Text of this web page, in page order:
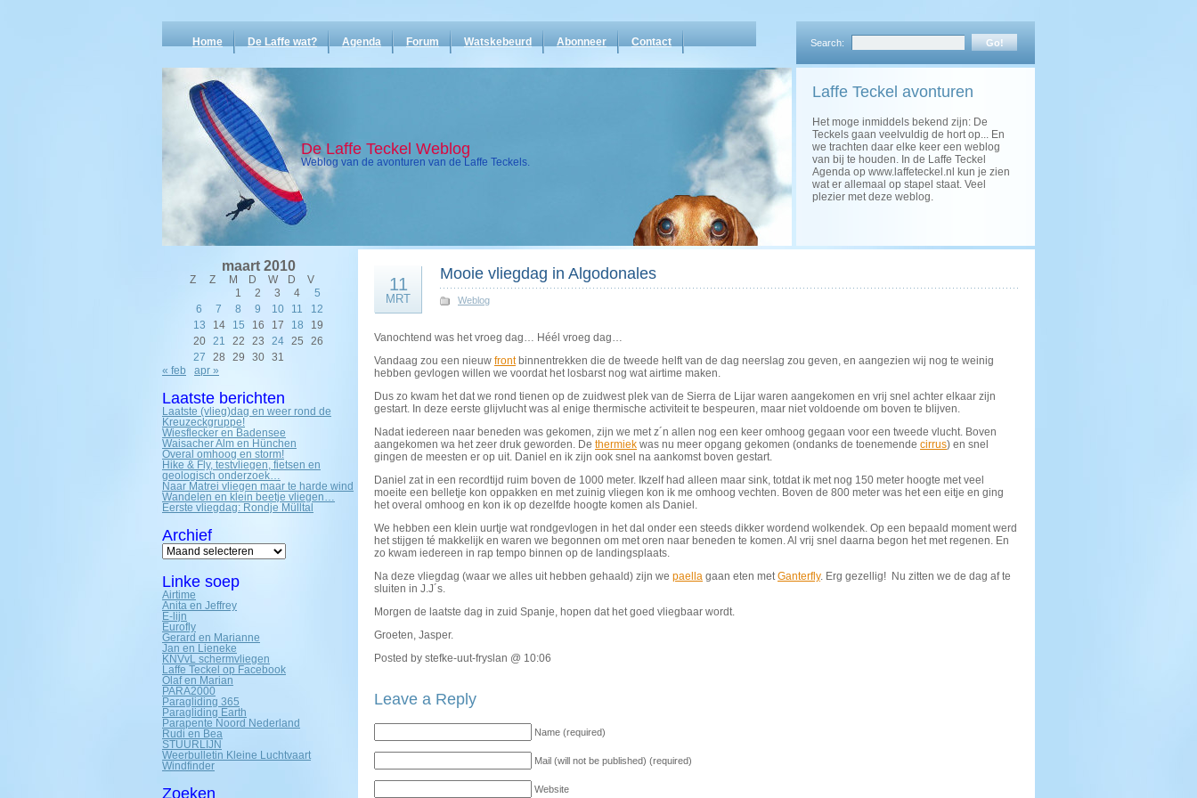
Home De Laffe wat? Agenda Forum Watskebeurd Abonneer Contact Search:
De Laffe Teckel Weblog
Weblog van de avonturen van de Laffe Teckels.
Laffe Teckel avonturen
Het moge inmiddels bekend zijn: De
Teckels gaan veelvuldig de hort op... En
we trachten daar elke keer een weblog
van bij te houden. In de Laffe Teckel
Agenda op www.laffeteckel.nl kun je zien
wat er allemaal op stapel staat. Veel
plezier met deze weblog.
maart 2010
Z Z M D W D
V
1
2 3 4
5
6
7 8 9 10 11
12
13
14 15 16 17 18
19
20
21 22 23 24 25
26
27
28 29 30
31
« feb
apr »
Laatste berichten
Laatste (vlieg)dag en weer rond de
Kreuzeckgruppe!
Wiesflecker en Badensee
Waisacher Alm en Hünchen
Overal omhoog en storm!
Hike & Fly, testvliegen, fietsen en
geologisch onderzoek…
Naar Matrei vliegen maar te harde wind
Wandelen en klein beetje vliegen…
Eerste vliegdag: Rondje Mülltal
Archief
Archief
Linke soep
Airtime
Anita en Jeffrey
E-lijn
Eurofly
Gerard en Marianne
Jan en Lieneke
KNVvL schermvliegen
Laffe Teckel op Facebook
Olaf en Marian
PARA2000
Paragliding 365
Paragliding Earth
Parapente Noord Nederland
Rudi en Bea
STUURLIJN
Weerbulletin Kleine Luchtvaart
Windfinder
Zoeken
11
MRT
Mooie vliegdag in Algodonales
Weblog
Vanochtend was het vroeg dag… Héél vroeg dag…
Vandaag zou een nieuw frontbinnentrekken die de tweede helft van de dag neerslag zou geven, en aangezien wij nog te weinig
hebben gevlogen willen we voordat het losbarst nog wat airtime maken.
Dus zo kwam het dat we rond tienen op de zuidwest plek van de Sierra de Lijar waren aangekomen en vrij snel achter elkaar zijn
gestart. In deze eerste glijvlucht was al enige thermische activiteit te bespeuren, maar niet voldoende om boven te blijven.
Nadat iedereen naar beneden was gekomen, zijn we met z´n allen nog een keer omhoog gegaan voor een tweede vlucht. Boven
aangekomen wa het zeer druk geworden. De thermiek was nu meer opgang gekomen (ondanks de toenemende cirrus) en snel
gingen de meesten er op uit. Daniel en ik zijn ook snel na aankomst boven gestart.
Daniel zat in een recordtijd ruim boven de 1000 meter. Ikzelf had alleen maar sink, totdat ik met nog 150 meter hoogte met veel
moeite een belletje kon oppakken en met zuinig vliegen kon ik me omhoog vechten. Boven de 800 meter was het een eitje en ging
het overal omhoog en kon ik op dezelfde hoogte komen als Daniel.
We hebben een klein uurtje wat rondgevlogen in het dal onder een steeds dikker wordend wolkendek. Op een bepaald moment werd
het stijgen té makkelijk en waren we begonnen om met oren naar beneden te komen. Al vrij snel daarna begon het met regenen. En
zo kwam iedereen in rap tempo binnen op de landingsplaats.
Na deze vliegdag (waar we alles uit hebben gehaald) zijn we paella gaan eten metGanterfly. Erg gezellig! Nu zitten we de dag af te
sluiten in J.J´s.
Morgen de laatste dag in zuid Spanje, hopen dat het goed vliegbaar wordt.
Groeten, Jasper.
Posted by stefke-uut-fryslan @ 10:06
Leave a Reply
Name (required)
Mail (will not be published) (required)
Website